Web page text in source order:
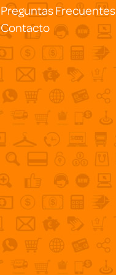
Preguntas Frecuentes
Contacto